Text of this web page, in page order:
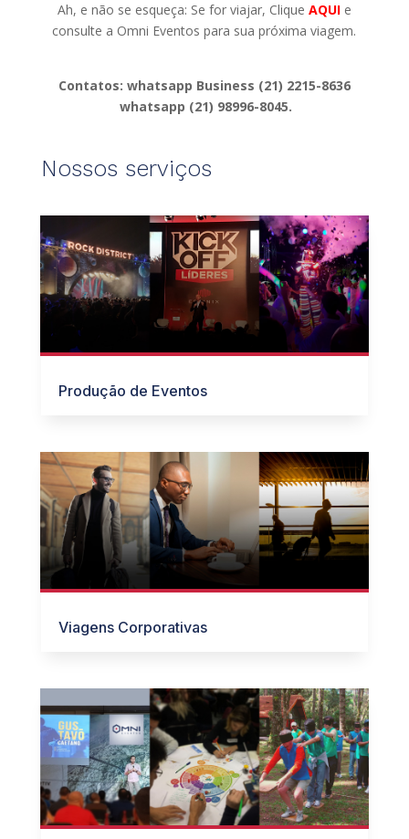
Ah, e não se esqueça: Se for viajar, Clique AQUIe
consulte a Omni Eventos para sua próxima viagem.
Contatos: whatsapp Business (21) 2215-8636
whatsapp (21) 98996-8045.
Nossos serviços
Produção de Eventos
Viagens Corporativas